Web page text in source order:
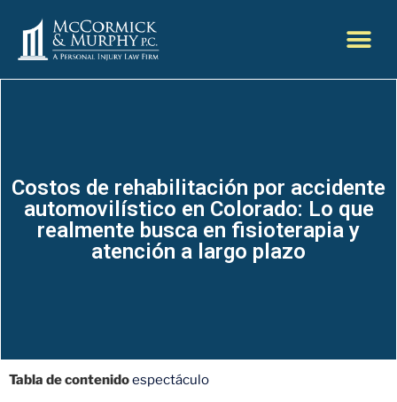
Costos de rehabilitación por accidente
automovilístico en Colorado: Lo que
realmente busca en fisioterapia y
atención a largo plazo
Tabla de contenidoespectáculo